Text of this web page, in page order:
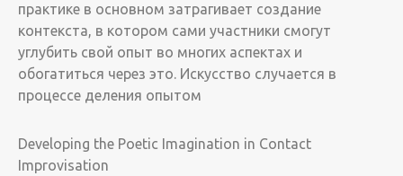
практике в основном затрагивает создание
контекста, в котором сами участники смогут
углубить свой опыт во многих аспектах и
обогатиться через это. Искусство случается в
процессе деления опытом
Developing the Poetic Imagination in Contact
Improvisation